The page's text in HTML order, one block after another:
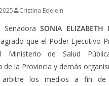
Cristina Edelein
SenadoraSONIA ELIZABETH
que el Poder Ejecutivo
Ministerio de Salud
de la Provincia y demás
arbitre los medios a fin